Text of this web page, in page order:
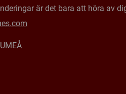
klurig mekanik som verkligen
detta spel till en fullträff för
alltför komplicerade regler.
är det bara att höra av